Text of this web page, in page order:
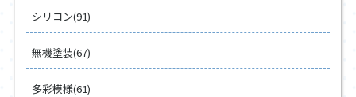
シリコン(91)
無機塗装(67)
多彩模様(61)